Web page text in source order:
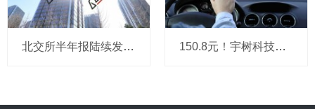
北交所半年报陆续发布 高景气赛道企业业绩亮眼 150.8元！宇树科技，IPO发行价定了